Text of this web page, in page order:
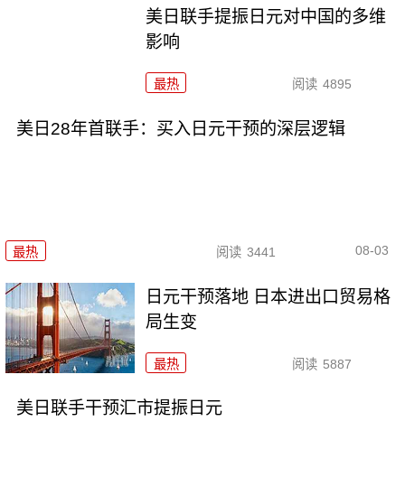
美日联手提振日元对中国的多维
影响
最热 阅读 4895
美日28年首联手：买入日元干预的深层逻辑
最热 阅读 3441 08-03
日元干预落地 日本进出口贸易格
局生变
最热 阅读 5887
美日联手干预汇市提振日元